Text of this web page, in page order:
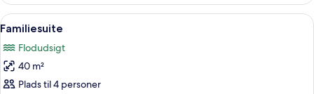
balkon
Indlæs
alle
billeder
af
Familiesuite
En rummelig opholdsstue med højt
10
Familiesuite
Flodudsigt
40 m²
Plads til 4 personer